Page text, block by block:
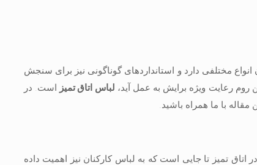
مختلفی دارد و استانداردهای گوناگونی نیز برای سنجش
روم رعایت ویژه برایش به عمل آید، لباس اتاق تمیز است. در
با ما همراه باشید.
تمیز تا جایی است که به لباس کارکنان نیز اهمیت داده